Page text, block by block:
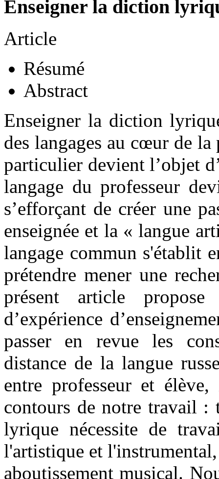
Enseigner la diction
Article
Résumé
Abstract
Enseigner la diction
des langages au cœur de
particulier devient l’objet
langage du professeur
s’efforçant de créer une
enseignée et la « langue
langage commun s'établit
prétendre mener une
présent article
d’expérience
passer en revue les
distance de la langue
entre professeur et
contours de notre travail :
lyrique nécessite de
l'artistique et
aboutissement musical.